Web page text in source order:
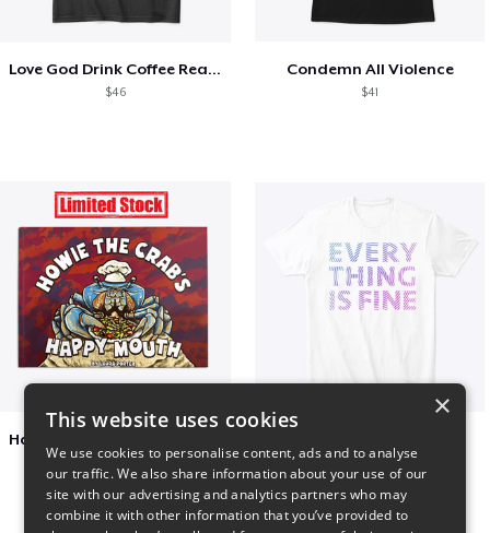
Love God Drink Coffee Read Books
$46
Condemn All Violence
$41
$15 $22
×
This website uses cookies
We use cookies to personalise content, ads and to analyse
our traffic. We also share information about your use of our
site with our advertising and analytics partners who may
combine it with other information that you’ve provided to